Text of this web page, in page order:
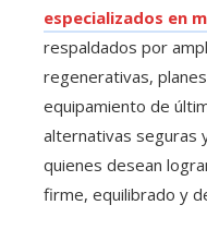
especializados en
respaldados por
regenerativas,
equipamiento de
alternativas seguras
quienes desean
firme, equilibrado y